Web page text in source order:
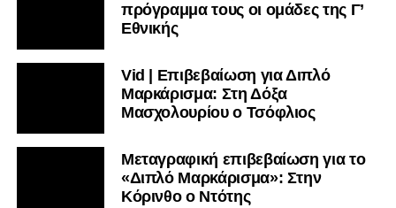
πρόγραμμα τους οι ομάδες της Γ’
Εθνικής
Vid | Επιβεβαίωση για Διπλό
Μαρκάρισμα: Στη Δόξα
Μασχολουρίου ο Τσόφλιος
Μεταγραφική επιβεβαίωση για το
«Διπλό Μαρκάρισμα»: Στην
Κόρινθο ο Ντότης